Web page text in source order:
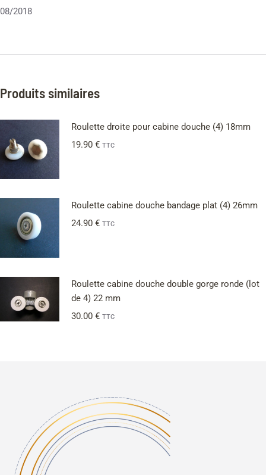
08/2018
Produits similaires
Roulette droite pour cabine douche (4) 18mm
19.90 € TTC
Roulette cabine douche bandage plat (4) 26mm
24.90 € TTC
Roulette cabine douche double gorge ronde (lot
de 4) 22 mm
30.00 € TTC